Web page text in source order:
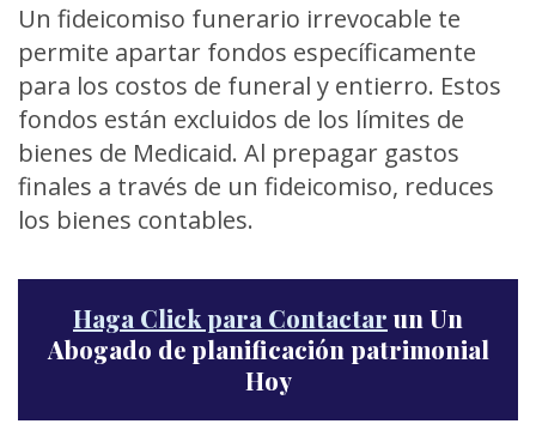
Un fideicomiso funerario irrevocable te
permite apartar fondos específicamente
para los costos de funeral y entierro. Estos
fondos están excluidos de los límites de
bienes de Medicaid. Al prepagar gastos
finales a través de un fideicomiso, reduces
los bienes contables.
Haga Click para Contactar un Un
Abogado de planificación patrimonial
Hoy